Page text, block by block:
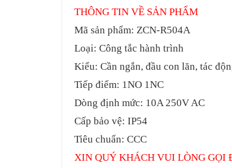
THÔNG TIN VỀ SẢN PHẨM
Mã sản phẩm: ZCN-R504A
Loại: Công tắc hành trình
Kiểu: Cần ngắn, đầu con lăn, tác
Tiếp điểm: 1NO 1NC
Dòng định mức: 10A 250V AC
Cấp bảo vệ: IP54
Tiêu chuẩn: CCC
XIN QUÝ KHÁCH VUI LÒNG GỌI